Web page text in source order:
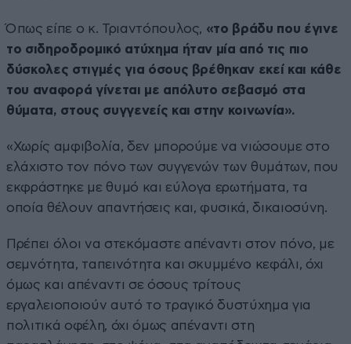
Όπως είπε ο κ. Τριαντόπουλος, «το βράδυ που έγινε
το σιδηροδρομικό ατύχημα ήταν μία από τις πιο
δύσκολες στιγμές για όσους βρέθηκαν εκεί και κάθε
του αναφορά γίνεται με απόλυτο σεβασμό στα
θύματα, στους συγγενείς και στην κοινωνία».
«Χωρίς αμφιβολία, δεν μπορούμε να νιώσουμε στο
ελάχιστο τον πόνο των συγγενών των θυμάτων, που
εκφράστηκε με θυμό και εύλογα ερωτήματα, τα
οποία θέλουν απαντήσεις και, φυσικά, δικαιοσύνη.
Πρέπει όλοι να στεκόμαστε απέναντι στον πόνο, με
σεμνότητα, ταπεινότητα και σκυμμένο κεφάλι, όχι
όμως και απέναντι σε όσους τρίτους
εργαλειοποιούν αυτό το τραγικό δυστύχημα για
πολιτικά οφέλη, όχι όμως απέναντι στη